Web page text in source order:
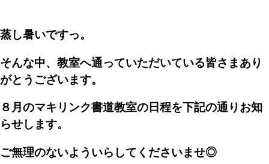
蒸し暑いですっ。
そんな中、教室へ通っていただいている皆さまあり
がとうございます。
８月のマキリンク書道教室の日程を下記の通りお知
らせします。
ご無理のないよういらしてくださいませ◎